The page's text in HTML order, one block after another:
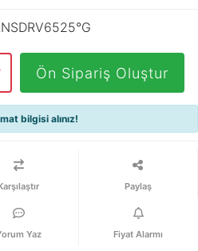
Ön Sipariş Oluştur
bilgisi alınız!
Paylaş
Yaz Fiyat Alarmı